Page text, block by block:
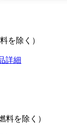
を除く）
詳細
料を除く）